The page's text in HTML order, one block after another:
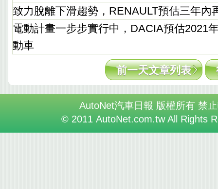
致力脫離下滑趨勢，RENAULT預估三年內
電動計畫一步步實行中，DACIA預估2021
動車
前一天文章列表
AutoNet汽車日報 版權所有 禁
© 2011 AutoNet.com.tw All Rights